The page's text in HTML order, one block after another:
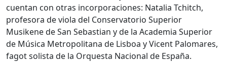
cuentan con otras incorporaciones: Natalia Tchitch,
profesora de viola del Conservatorio Superior
Musikene de San Sebastian y de la Academia Superior
de Música Metropolitana de Lisboa y Vicent Palomares,
fagot solista de la Orquesta Nacional de España.